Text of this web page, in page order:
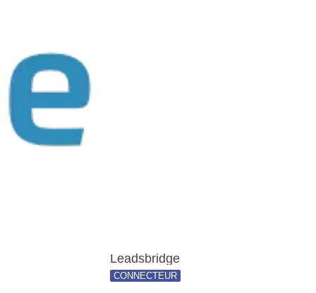
Leadsbridge
CONNECTEUR